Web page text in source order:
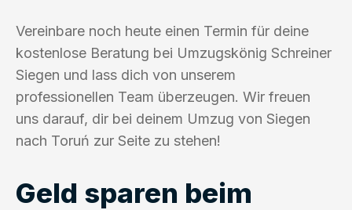
Vereinbare noch heute einen Termin für deine
kostenlose Beratung bei Umzugskönig Schreiner
Siegen und lass dich von unserem
professionellen Team überzeugen. Wir freuen
uns darauf, dir bei deinem Umzug von Siegen
nach Toruń zur Seite zu stehen!
Geld sparen beim